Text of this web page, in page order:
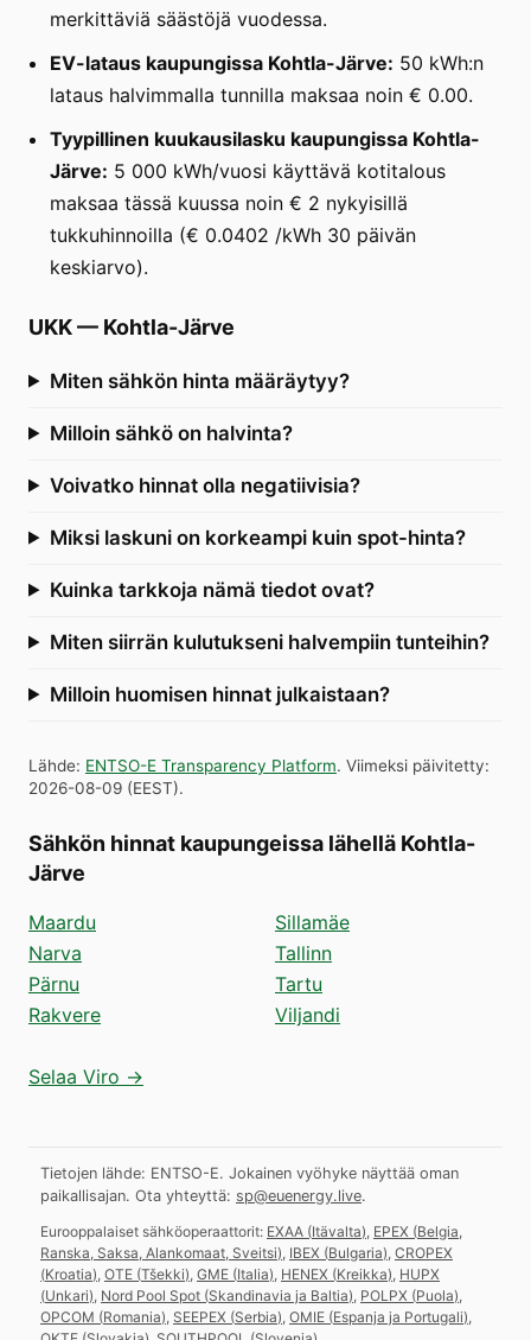
merkittäviä säästöjä vuodessa.
EV-lataus kaupungissa Kohtla-Järve: 50 kWh:n
lataus halvimmalla tunnilla maksaa noin € 0.00.
Tyypillinen kuukausilasku kaupungissa Kohtla-
Järve: 5 000 kWh/vuosi käyttävä kotitalous
maksaa tässä kuussa noin € 2 nykyisillä
tukkuhinnoilla (€ 0.0402 /kWh 30 päivän
keskiarvo).
UKK— Kohtla-Järve
Miten sähkön hinta määräytyy?
Milloin sähkö on halvinta?
Voivatko hinnat olla negatiivisia?
Miksi laskuni on korkeampi kuin spot-hinta?
Kuinka tarkkoja nämä tiedot ovat?
Miten siirrän kulutukseni halvempiin tunteihin?
Milloin huomisen hinnat julkaistaan?
Lähde: ENTSO-E Transparency Platform. Viimeksi päivitetty:
2026-08-09 (EEST).
Sähkön hinnat kaupungeissa lähellä Kohtla-
Järve
Maardu
Narva
Pärnu
Rakvere
Sillamäe
Tallinn
Tartu
Viljandi
Selaa Viro →
Tietojen lähde: ENTSO-E. Jokainen vyöhyke näyttää oman
paikallisajan. Ota yhteyttä: sp@euenergy.live.
Eurooppalaiset sähköoperaattorit: EXAA (Itävalta) EPEX (Belgia,
Ranska, Saksa, Alankomaat, Sveitsi) IBEX (Bulgaria) CROPEX
(Kroatia) OTE (Tšekki) GME (Italia) HENEX (Kreikka) HUPX
(Unkari) Nord Pool Spot (Skandinavia ja Baltia) POLPX (Puola)
OPCOM (Romania) SEEPEX (Serbia) OMIE (Espanja ja Portugali)